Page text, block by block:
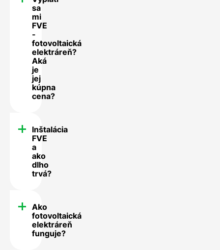
sa
mi
FVE
-
fotovoltaická
elektráreň?
Aká
je
jej
kúpna
cena?
Inštalácia
FVE
a
ako
dlho
trvá?
Ako
fotovoltaická
elektráreň
funguje?